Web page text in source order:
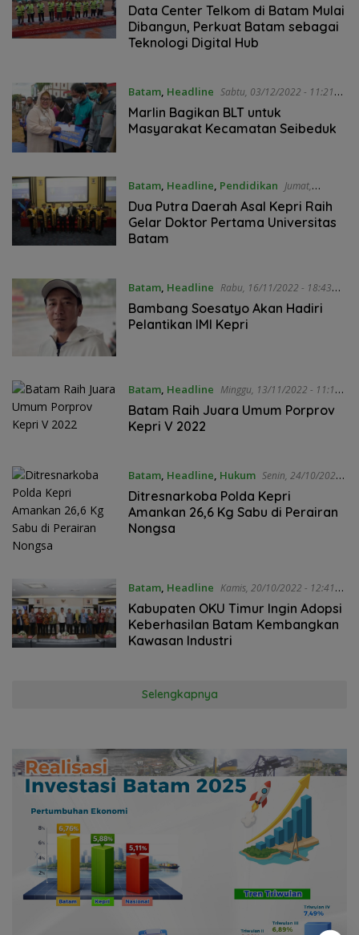
WIB
Data Center Telkom di Batam Mulai
Dibangun, Perkuat Batam sebagai
Teknologi Digital Hub
Batam, Headline Sabtu, 03/12/2022 - 11:21
WIB
Marlin Bagikan BLT untuk
Masyarakat Kecamatan Seibeduk
Batam, Headline, Pendidikan Jumat,
02/12/2022 - 12:51 WIB
Dua Putra Daerah Asal Kepri Raih
Gelar Doktor Pertama Universitas
Batam
Batam, Headline Rabu, 16/11/2022 - 18:43
WIB
Bambang Soesatyo Akan Hadiri
Pelantikan IMI Kepri
Batam, Headline Minggu, 13/11/2022 - 11:17
WIB
Batam Raih Juara Umum Porprov
Kepri V 2022
Batam, Headline Hukum Senin, 24/10/2022 -
12:50 WIB
Ditresnarkoba Polda Kepri
Amankan 26,6 Kg Sabu di Perairan
Nongsa
Batam, Headline Kamis, 20/10/2022 - 12:41
WIB
Kabupaten OKU Timur Ingin Adopsi
Keberhasilan Batam Kembangkan
Kawasan Industri
Selengkapnya